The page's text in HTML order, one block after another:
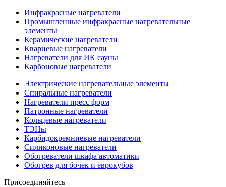
Инфракрасные нагреватели
Промышленные инфракрасные нагревательные
элементы
Керамические нагреватели
Кварцевые нагреватели
Нагреватели для ИК сауны
Карбоновые нагреватели
Электрические нагревательные элементы
Спиральные нагреватели
Нагреватели пресс форм
Патронные нагреватели
Кольцевые нагреватели
ТЭНы
Карбидокремниевые нагреватели
Силиконовые нагреватели
Обогреватели шкафа автоматики
Обогрев для бочек и еврокубов
Присоединяйтесь